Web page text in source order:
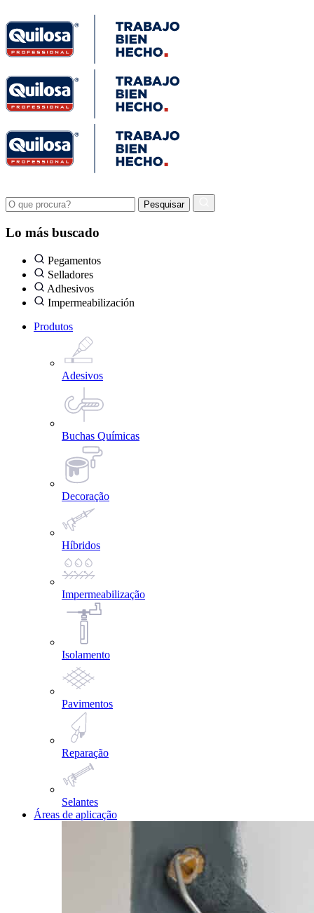
Lo más buscado
Pegamentos
Selladores
Adhesivos
Impermeabilización
Produtos
Adesivos
Buchas Químicas
Decoração
Híbridos
Impermeabilização
Isolamento
Pavimentos
Reparação
Selantes
Áreas de aplicação